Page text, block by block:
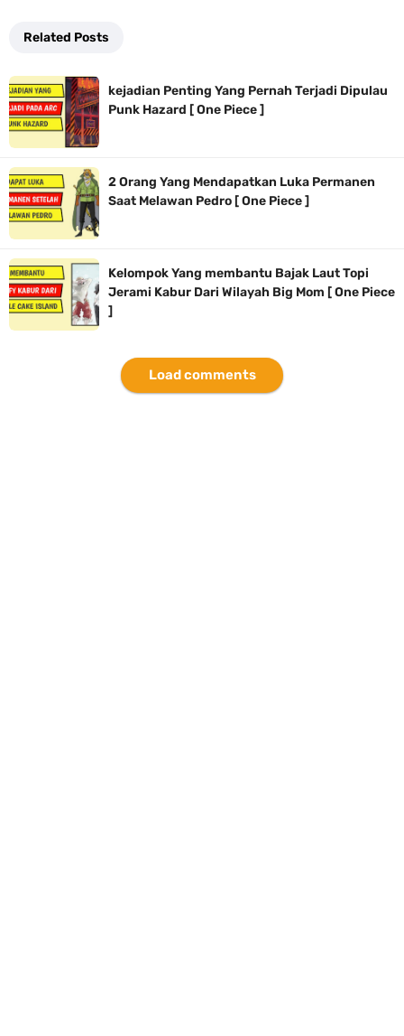
Related Posts
kejadian Penting Yang Pernah Terjadi Dipulau
Punk Hazard [ One Piece ]
2 Orang Yang Mendapatkan Luka Permanen
Saat Melawan Pedro [ One Piece ]
Kelompok Yang membantu Bajak Laut Topi
Jerami Kabur Dari Wilayah Big Mom [ One Piece
]
Load comments